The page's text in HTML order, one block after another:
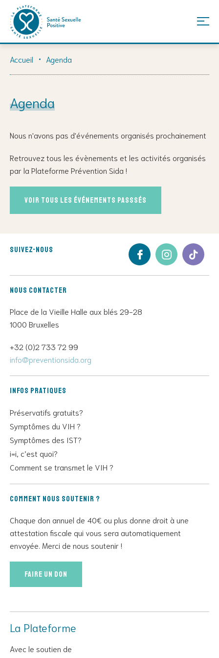
Accueil Agenda
Agenda
Nous n'avons pas d'événements organisés prochainement
Retrouvez tous les évènements et les activités organisés
par la Plateforme Prévention Sida !
Voir tous les événements passsés
Suivez-nous
Nous contacter
Place de la Vieille Halle aux blés 29-28
1000 Bruxelles
+32 (0)2 733 72 99
info@preventionsida.org
Infos pratiques
Préservatifs gratuits?
Symptômes du VIH ?
Symptômes des IST?
i=i, c’est quoi?
Comment se transmet le VIH ?
Comment nous soutenir ?
Chaque don annuel de 40€ ou plus donne droit à une
attestation fiscale qui vous sera automatiquement
envoyée. Merci de nous soutenir !
Faire un don
La Plateforme
Avec le soutien de